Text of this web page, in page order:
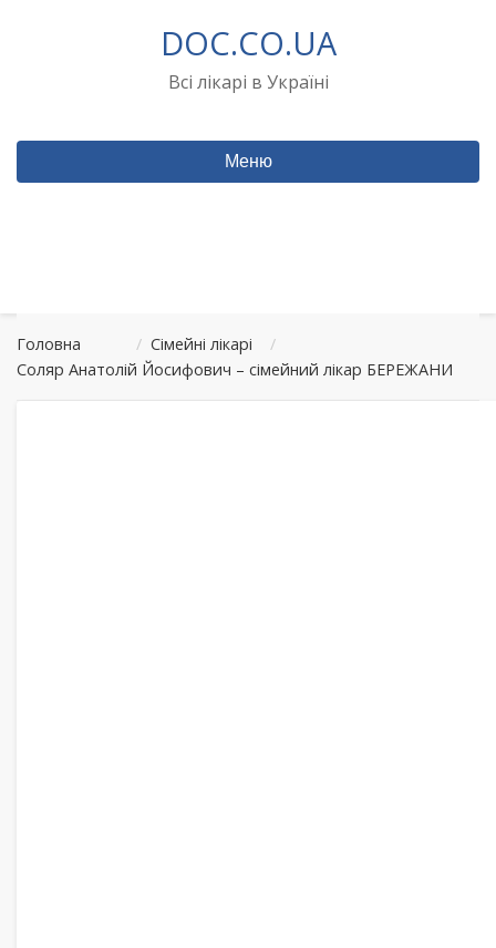
DOC.CO.UA
Всі лікарі в Україні
Меню
Головна / Сімейні лікарі
/
Соляр Анатолій Йосифович – сімейний лікар БЕРЕЖАНИ